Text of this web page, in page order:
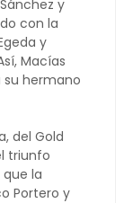
y
con la
y
Macías
hermano
del Gold
triunfo
la
Portero y